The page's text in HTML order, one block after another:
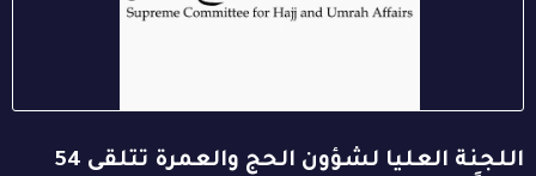
اللجنة العليا لشؤون الحج والعمرة تتلقى 54